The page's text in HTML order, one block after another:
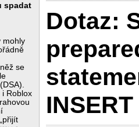
spadat
mohly
se
i Roblox
Dotaz:
INSERT